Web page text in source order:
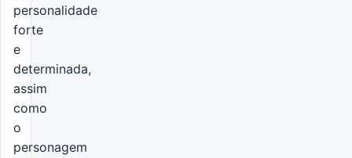
personalidade
forte
e
determinada,
assim
como
o
personagem